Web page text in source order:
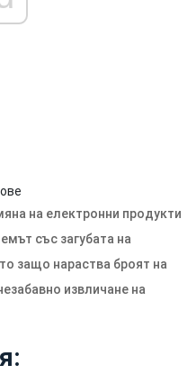
на електронни продукти
със загубата на
защо нараства броят на
извличане на